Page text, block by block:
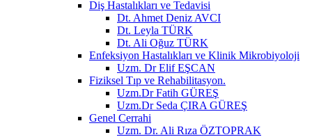
Diş Hastalıkları ve Tedavisi
Dt. Ahmet Deniz AVCI
Dt. Leyla TÜRK
Dt. Ali Oğuz TÜRK
Enfeksiyon Hastalıkları ve Klinik Mikrobiyoloji
Uzm. Dr Elif EŞCAN
Fiziksel Tıp ve Rehabilitasyon.
Uzm.Dr Fatih GÜREŞ
Uzm.Dr Seda ÇIRA GÜREŞ
Genel Cerrahi
Uzm. Dr. Ali Rıza ÖZTOPRAK